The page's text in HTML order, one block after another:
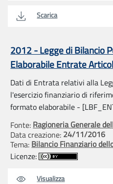
Scarica
2012 - Legge di Bilancio
Elaborabile Entrate
Dati di Entrata relativi alla
l'esercizio finanziario di
formato elaborabile -
Fonte: Ragioneria Generale
Data creazione: 24/11/2016
Tema: Bilancio Finanziario
Licenze:
Visualizza